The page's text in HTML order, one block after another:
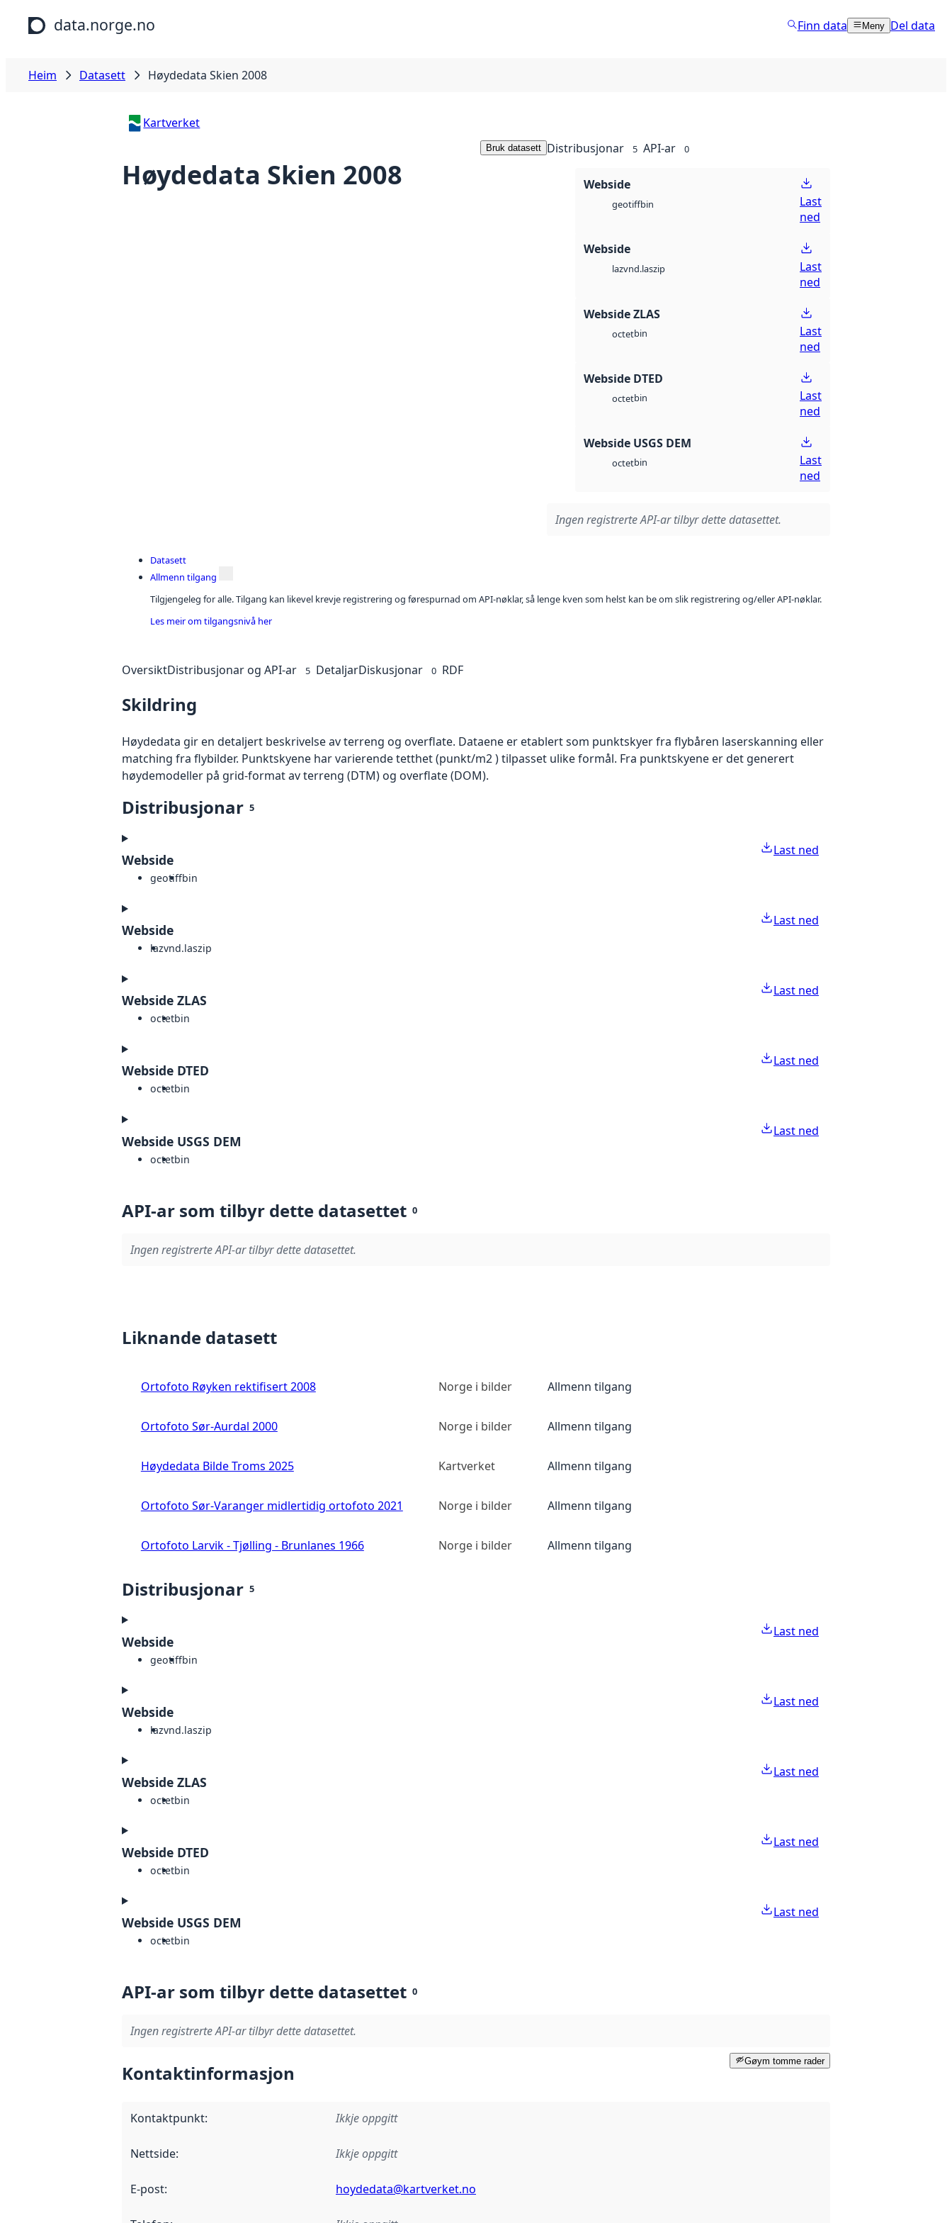
Hopp til hovudinnhald
data.norge.no Finn data Meny Del data
Heim Datasett Høydedata Skien 2008
Kartverket
Høydedata Skien 2008
Bruk datasett Distribusjonar 5 API-ar 0
Webside
geotiffbin
Last
ned
Webside
lazvnd.laszip
Last
ned
Webside ZLAS
octetbin
Last
ned
Webside DTED
octetbin
Last
ned
Webside USGS DEM
octetbin
Last
ned
Ingen registrerte API-ar tilbyr dette datasettet.
Datasett
Allmenn tilgang
Tilgjengeleg for alle. Tilgang kan likevel krevje registrering og førespurnad om API-nøklar, så lenge kven som helst kan be om slik registrering og/eller API-nøklar.
Les meir om tilgangsnivå her
OversiktDistribusjonar og API-ar 5 DetaljarDiskusjonar 0 RDF
Skildring
Høydedata gir en detaljert beskrivelse av terreng og overflate. Dataene er etablert som punktskyer fra flybåren laserskanning eller
matching fra flybilder. Punktskyene har varierende tetthet (punkt/m2 ) tilpasset ulike formål. Fra punktskyene er det generert
høydemodeller på grid-format av terreng (DTM) og overflate (DOM).
Distribusjonar 5
Webside
geotiffbin
Last ned
Webside
lazvnd.laszip
Last ned
Webside ZLAS
octetbin
Last ned
Webside DTED
octetbin
Last ned
Webside USGS DEM
octetbin
Last ned
API-ar som tilbyr dette datasettet 0
Ingen registrerte API-ar tilbyr dette datasettet.
Liknande datasett
Ortofoto Røyken rektifisert 2008 Norge i bilder Allmenn tilgang
Ortofoto Sør-Aurdal 2000 Norge i bilder Allmenn tilgang
Høydedata Bilde Troms 2025 Kartverket Allmenn tilgang
Ortofoto Sør-Varanger midlertidig ortofoto 2021 Norge i bilder Allmenn tilgang
Ortofoto Larvik - Tjølling - Brunlanes 1966 Norge i bilder Allmenn tilgang
Distribusjonar 5
Webside
geotiffbin
Last ned
Webside
lazvnd.laszip
Last ned
Webside ZLAS
octetbin
Last ned
Webside DTED
octetbin
Last ned
Webside USGS DEM
octetbin
Last ned
API-ar som tilbyr dette datasettet 0
Ingen registrerte API-ar tilbyr dette datasettet.
Gøym tomme rader
Kontaktinformasjon
Kontaktpunkt: Ikkje oppgitt
Nettside: Ikkje oppgitt
E-post: hoydedata@kartverket.no